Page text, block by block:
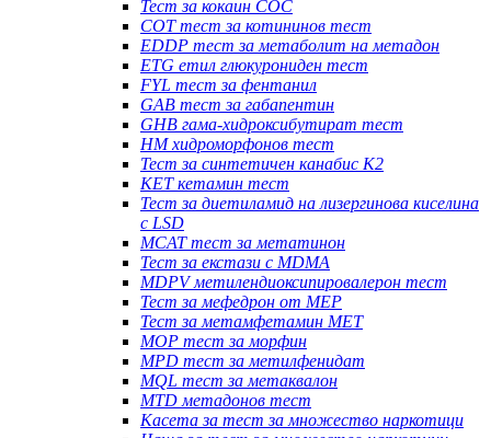
Тест за кокаин COC
COT тест за котининов тест
EDDP тест за метаболит на метадон
ETG етил глюкурониден тест
FYL тест за фентанил
GAB тест за габапентин
GHB гама-хидроксибутират тест
HM хидроморфонов тест
Тест за синтетичен канабис K2
KET кетамин тест
Тест за диетиламид на лизергинова киселина
с LSD
MCAT тест за метатинон
Тест за екстази с MDMA
MDPV метилендиоксипировалерон тест
Тест за мефедрон от MEP
Тест за метамфетамин MET
MOP тест за морфин
MPD тест за метилфенидат
MQL тест за метаквалон
MTD метадонов тест
Касета за тест за множество наркотици